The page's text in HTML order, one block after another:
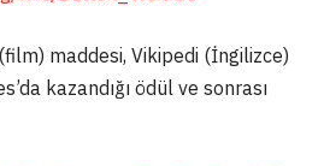
maddesi, Vikipedi (İngilizce)
kazandığı ödül ve sonrası